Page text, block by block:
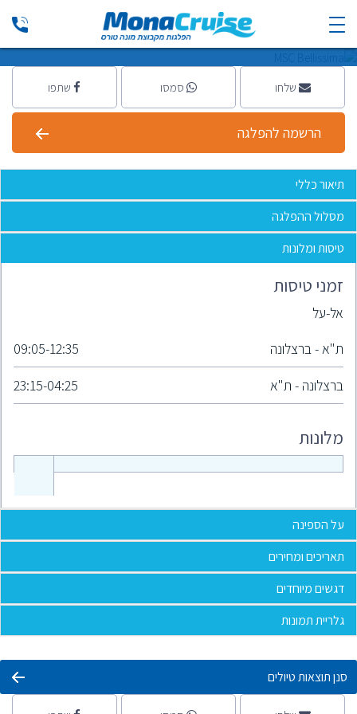
Bellissima ספינה חדשה
MSC - אמ אס סי |10 ימים
שתפו סמסו שלחו
הרשמה להפלגה
תיאור כללי
מסלול ההפלגה
טיסות ומלונות
זמני טיסות
אל-על
ת"א - ברצלונה
09:05-12:35
ברצלונה - ת"א
23:15-04:25
מלונות
על הספינה
תאריכים ומחירים
דגשים מיוחדים
גלריית תמונות
סנן תוצאות טיולים